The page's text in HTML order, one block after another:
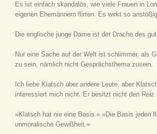
Es ist einfach skandalös, wie viele Frauen in
eigenen Ehemännern flirten. Es wirkt so
Die englische junge Dame ist der Drache des
Nur eine Sache auf der Welt ist schlimmer, als
zu sein, nämlich nicht Gesprächsthema zusein.
Ich liebe Klatsch über andere Leute, aber
interessiert mich nicht. Er besitzt nicht den Reiz
»Klatsch hat nie eine Basis.« »Die Basis jeden
unmoralische Gewißheit.«